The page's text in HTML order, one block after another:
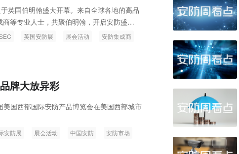
英国伯明翰盛大开幕。来自全球各地的高品
等专业人士，共聚伯明翰，开启安防盛
英国安防展 展会活动 安防集成商
牌大放异彩
国西部国际安防产品博览会在美国西部城市
安防展 展会活动 中国安防 安防市场